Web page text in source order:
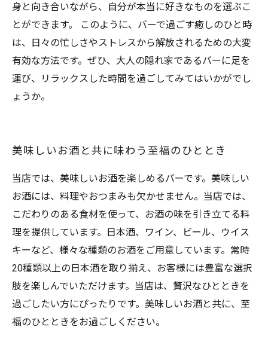
身と向き合いながら、自分が本当に好きなものを選ぶこ
とができます。 このように、バーで過ごす癒しのひと時
は、日々の忙しさやストレスから解放されるための大変
有効な方法です。ぜひ、大人の隠れ家であるバーに足を
運び、リラックスした時間を過ごしてみてはいかがでし
ょうか。
美味しいお酒と共に味わう至福のひととき
当店では、美味しいお酒を楽しめるバーです。美味しい
お酒には、料理やおつまみも欠かせません。当店では、
こだわりのある食材を使って、お酒の味を引き立てる料
理を提供しています。日本酒、ワイン、ビール、ウイス
キーなど、様々な種類のお酒をご用意しています。常時
20種類以上の日本酒を取り揃え、お客様には豊富な選択
肢を楽しんでいただけます。当店は、贅沢なひとときを
過ごしたい方にぴったりです。美味しいお酒と共に、至
福のひとときをお過ごしください。